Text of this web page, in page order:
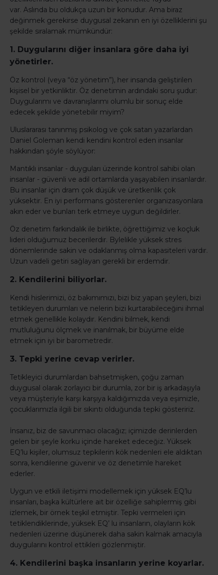
var. Aslında bu oldukça uzun bir konudur. Ama biraz
değinmek gerekirse duygusal zekanın en iyi özelliklerini şu
şekilde sıralamak mümkündür:
1. Duygularını diğer insanlara göre daha iyi
yönetirler.
Öz kontrol (veya “öz yönetim”), her insanda geliştirilen
kişisel bir yetkinliktir. Öz denetimin ardındaki soru şudur:
Duygularımı ve davranışlarımı olumlu bir sonuç elde
edecek şekilde yönetebilir miyim?
Uluslararası tanınmış psikolog ve çok satan yazarlardan
Daniel Goleman kendi kendini kontrol eden insanlar
hakkından şöyle söylüyor:
Mantıklı insanlar - duyguları üzerinde kontrol sahibi olan
insanlar - güvenli ve adil ortamlarda yaşayabilen insanlardır.
Bu insanlar için dram çok düşük ve üretkenlik çok
yüksektir. En iyi performans gösterenler organizasyonlara
akın eder ve bunları terk etmeye uygun değildirler.
Öz denetim farkındalık ile birlikte, öğrettiğimiz ve koçluk
lideri olduğumuz becerilerdir. Bylelikle yüksek stres
dönemlerinde sakin ve odaklanmış olma kapasiteleri vardır.
Uzun vadeli getiri sağlayan gerekli bir erdemdir.
2. Kendilerini biliyorlar.
Kendi hislerimizi, öz bakımımızı, bizi biz yapan şeyleri, bizi
tetikleyen durumları ve nelerin bizi kurtarabileceğini ihmal
etmek genellikle kolaydır. Kendini bilmek, kendi
mutluluğunu ölçmek ve inanılmak, bir büyüme elde
etmek için iyi bir barometredir.
3. Tepki yerine cevap verirler.
Tetikleyici durumlardan bahsetmişken, çoğu zaman
duygusal olarak zorlayıcı bir durumla, zor bir iş arkadaşıyla
veya müşteriyle karşı karşıya kaldığımızda veya eşimizle,
çocuklarımızla ilgili bir sıkıntı olduğunda tepki gösteririz.
İnsanız, biz de savunmacı olacağız; içimizde derinlerden
gelen bir şeyle korku içinde hareket edeceğiz. Yüksek
EQ’lu kişiler, olumsuz tepkilerin kök nedenleri ele aldıktan
sonra, kendilerine güvenir ve öz denetimle hareket
ederler.
Uygun ve etkili iletişimi modellemek için yüksek EQ’lu
insanları, başka kültürlere ait bir özelliğe sahiplermiş gibi
izlemek, bir örnek teşkil etmiştir. Tepki vermeleri için
tetiklendiklerinde, yüksek EQ’ lu insanların, olayların kök
nedenleri üzerine düşünerek daha sakin kalmak amacıyla
duygularını kontrol ettikleri gözlenmiştir.
4. Kendilerini başka insanların yerine koyarlar.